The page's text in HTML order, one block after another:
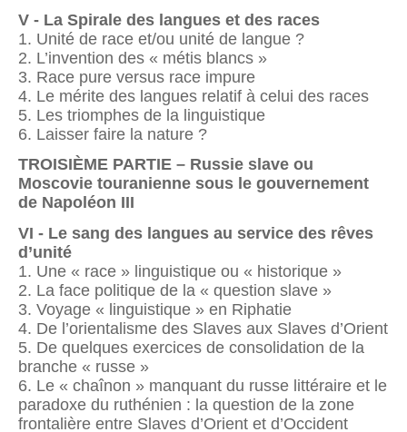
V - La Spirale des langues et des races
1. Unité de race et/ou unité de langue ?
2. L’invention des « métis blancs »
3. Race pure versus race impure
4. Le mérite des langues relatif à celui des races
5. Les triomphes de la linguistique
6. Laisser faire la nature ?
TROISIÈME PARTIE – Russie slave ou
Moscovie touranienne sous le gouvernement
de Napoléon III
VI - Le sang des langues au service des rêves
d’unité
1. Une « race » linguistique ou « historique »
2. La face politique de la « question slave »
3. Voyage « linguistique » en Riphatie
4. De l’orientalisme des Slaves aux Slaves d’Orient
5. De quelques exercices de consolidation de la
branche « russe »
6. Le « chaînon » manquant du russe littéraire et le
paradoxe du ruthénien : la question de la zone
frontalière entre Slaves d’Orient et d’Occident